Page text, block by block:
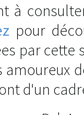
à
pour
par cette
d'un